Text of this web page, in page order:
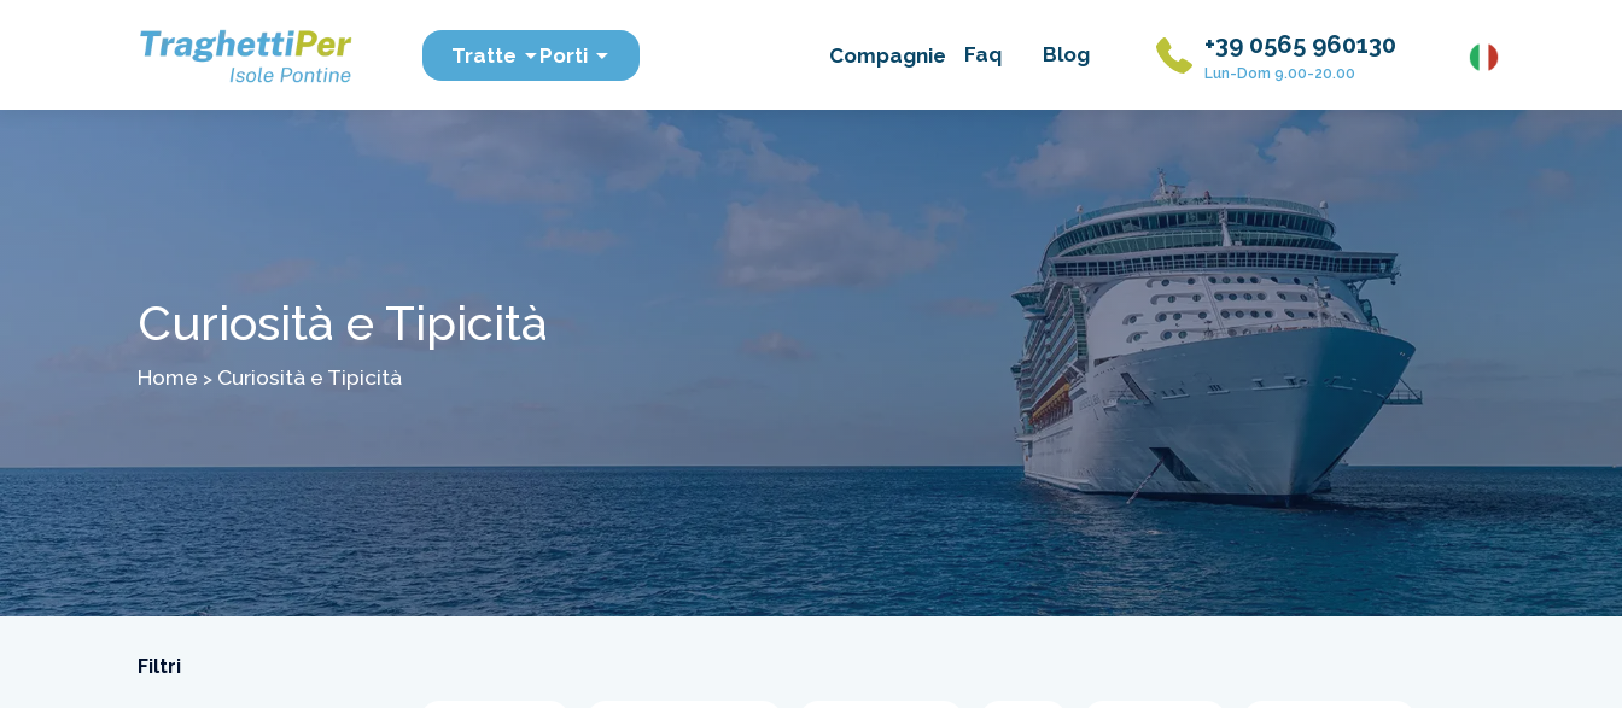
Tratte Porti Compagnie Faq Blog +39 0565 960130
Lun-Dom 9.00-20.00
Curiosità e Tipicità
Home Curiosità e Tipicità
Filtri